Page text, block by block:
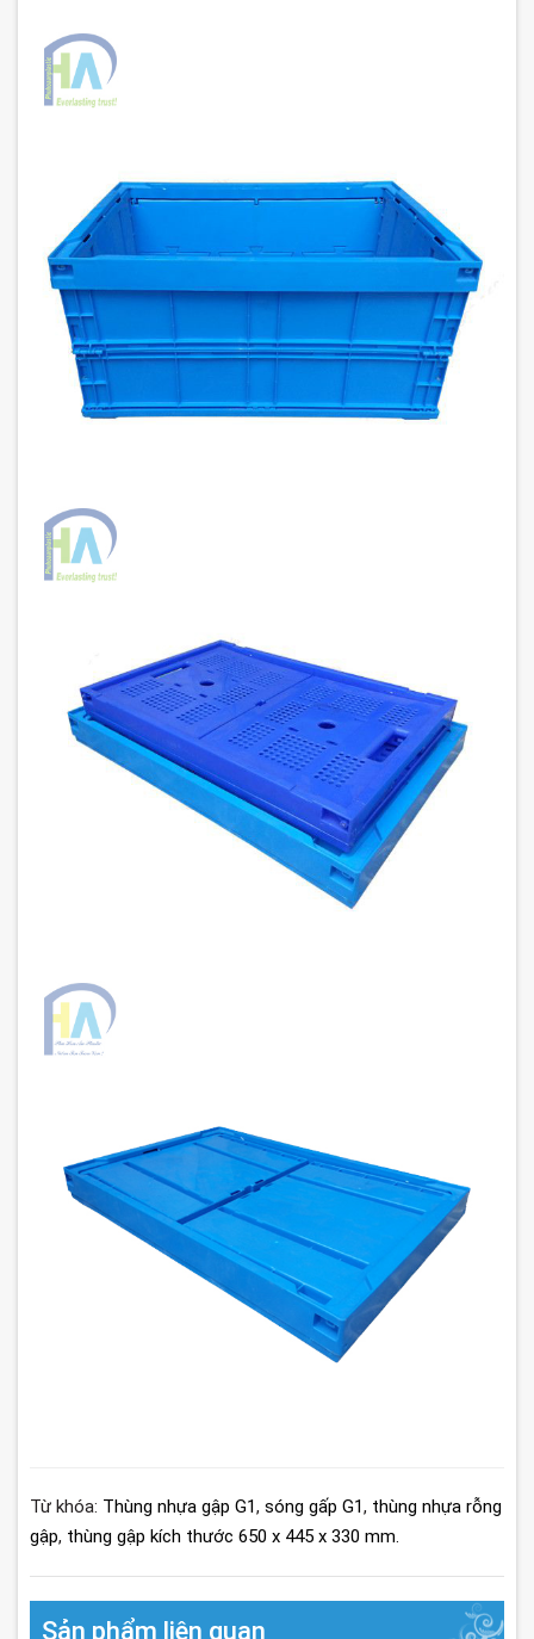
Từ khóa: Thùng nhựa gập G1, sóng gấp G1, thùng nhựa rỗng
gập, thùng gập kích thước 650 x 445 x 330 mm.
Sản phẩm liên quan